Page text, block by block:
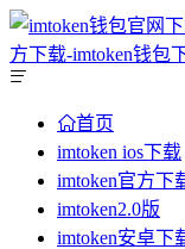
首页
imtoken ios下载
imtoken官方下
imtoken2.0版
imtoken安卓下